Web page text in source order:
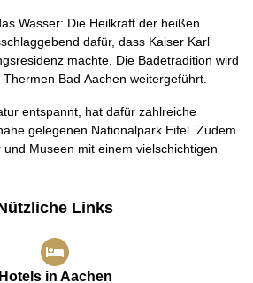
Wasser: Die Heilkraft der heißen
dafür, dass Kaiser Karl
machte. Die Badetradition wird
Bad Aachen weitergeführt.
entspannt, hat dafür zahlreiche
gelegenen Nationalpark Eifel. Zudem
Museen mit einem vielschichtigen
Links
Hotels in Aachen